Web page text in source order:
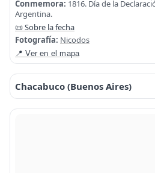
Conmemora: 1816. Día de la
Argentina.
📜 Sobre la fecha
Fotografía: Nicodos
📍 Ver en el mapa
Chacabuco (Buenos Aires)